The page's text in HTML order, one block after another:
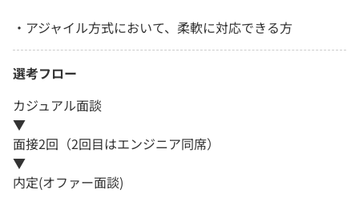
・アジャイル方式において、柔軟に対応できる方
選考フロー
カジュアル面談
▼
面接2回（2回目はエンジニア同席）
▼
内定(オファー面談)